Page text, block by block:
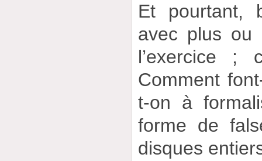
Et pourtant,
avec plus ou
l’exercice ;
Comment
t-on à
forme de
disques